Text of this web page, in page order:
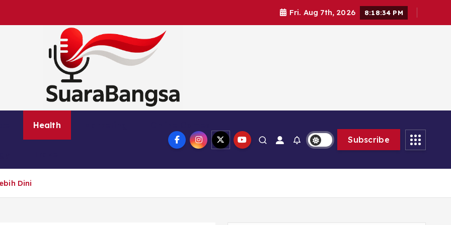
Fri. Aug 7th, 2026 8:18:35 PM
Suara Bangsa Paling inovatif dan juga terbaik dalam memberikan solusi
Health
Subscribe
Dini